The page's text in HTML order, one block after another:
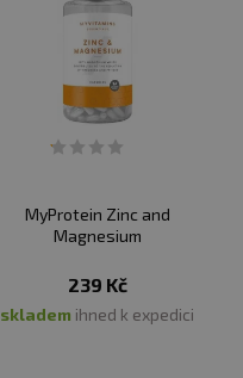
MyProtein Zinc and
Magnesium
239 Kč
skladem ihned k expedici